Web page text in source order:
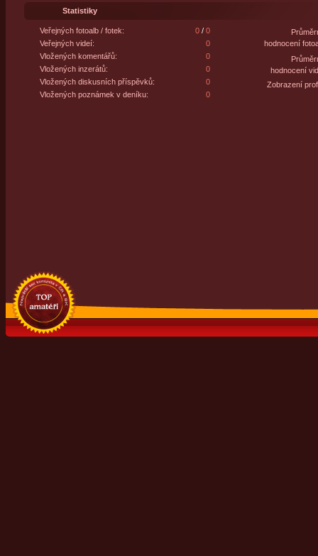
Statistiky
Veřejných fotoalb / fotek: 0/ 0
Veřejných videí:
0
Vložených komentářů:
0
Vložených inzerátů:
0
Vložených diskusních příspěvků:
0
Vložených poznámek v deníku:
0
hodnocení
hodnocení
Zobrazení